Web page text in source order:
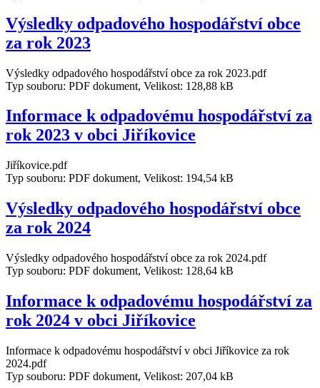
Výsledky odpadového hospodářství obce
za rok 2023
Výsledky odpadového hospodářství obce za rok 2023.pdf
Typ souboru: PDF dokument, Velikost: 128,88 kB
Informace k odpadovému hospodářství za
rok 2023 v obci Jiříkovice
Jiříkovice.pdf
Typ souboru: PDF dokument, Velikost: 194,54 kB
Výsledky odpadového hospodářství obce
za rok 2024
Výsledky odpadového hospodářství obce za rok 2024.pdf
Typ souboru: PDF dokument, Velikost: 128,64 kB
Informace k odpadovému hospodářství za
rok 2024 v obci Jiříkovice
Informace k odpadovému hospodářství v obci Jiříkovice za rok
2024.pdf
Typ souboru: PDF dokument, Velikost: 207,04 kB